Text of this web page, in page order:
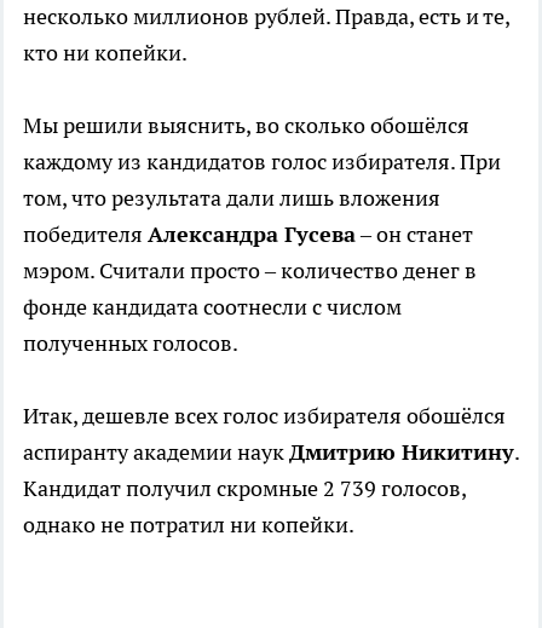
несколько миллионов рублей. Правда, есть и те,
кто ни копейки.
Мы решили выяснить, во сколько обошёлся
каждому из кандидатов голос избирателя. При
том, что результата дали лишь вложения
победителя Александра Гусева– он станет
мэром. Считали просто – количество денег в
фонде кандидата соотнесли с числом
полученных голосов.
Итак, дешевле всех голос избирателя обошёлся
аспиранту академии наукДмитрию Никитину.
Кандидат получил скромные 2 739 голосов,
однако не потратил ни копейки.